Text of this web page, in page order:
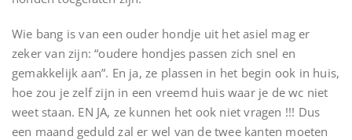
Wie bang is van een ouder hondje uit het asiel mag er
zeker van zijn: “oudere hondjes passen zich snel en
gemakkelijk aan”. En ja, ze plassen in het begin ook in huis,
hoe zou je zelf zijn in een vreemd huis waar je de wc niet
weet staan. EN JA, ze kunnen het ook niet vragen !!! Dus
een maand geduld zal er wel van de twee kanten moeten